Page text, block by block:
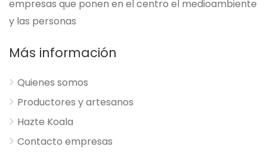
empresas que ponen en el centro el medioambiente
y las personas
Más información
Quienes somos
Productores y artesanos
Hazte Koala
Contacto empresas